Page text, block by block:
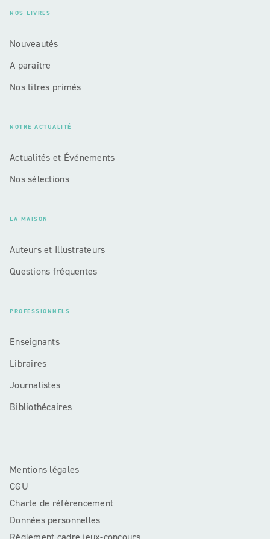
NOS LIVRES
Nouveautés
A paraître
Nos titres primés
NOTRE ACTUALITÉ
Actualités et Événements
Nos sélections
LA MAISON
Auteurs et Illustrateurs
Questions fréquentes
PROFESSIONNELS
Enseignants
Libraires
Journalistes
Bibliothécaires
Mentions légales
CGU
Charte de référencement
Données personnelles